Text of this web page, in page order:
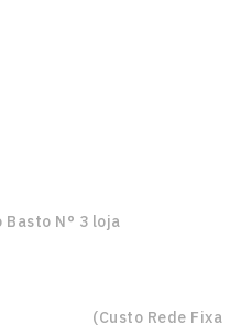
N° 3 loja
(Custo Rede Fixa